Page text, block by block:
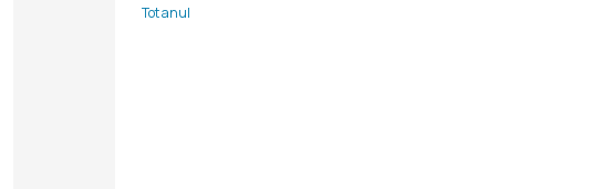
Tot anul